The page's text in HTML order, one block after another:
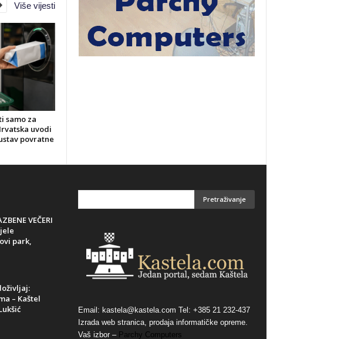
samo za
uvodi
povratne
Više vijesti
VEČERI
park,
– Kaštel
Email: kastela@kastela.com Tel: +385 21 232-437
Izrada web stranica, prodaja informatičke opreme.
Vaš izbor – Parchy Computers